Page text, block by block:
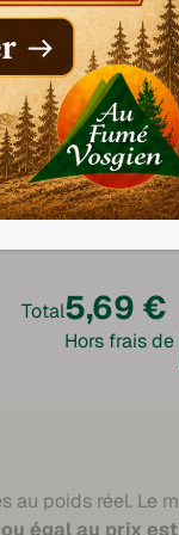
lentilles,
Chronofresh
Total5,69 €
Hors frais
au poids réel. Le
égal au prix